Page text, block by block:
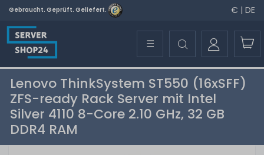
Gebraucht. Geprüft. Geliefert. € | DE
☰
Lenovo ThinkSystem ST550 (16xSFF)
ZFS-ready Rack Server mit Intel
Silver 4110 8-Core 2.10 GHz, 32 GB
DDR4 RAM